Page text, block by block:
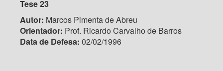
Tese 23
Autor: Marcos Pimenta de Abreu
Orientador: Prof. Ricardo Carvalho de Barros
Data de Defesa: 02/02/1996